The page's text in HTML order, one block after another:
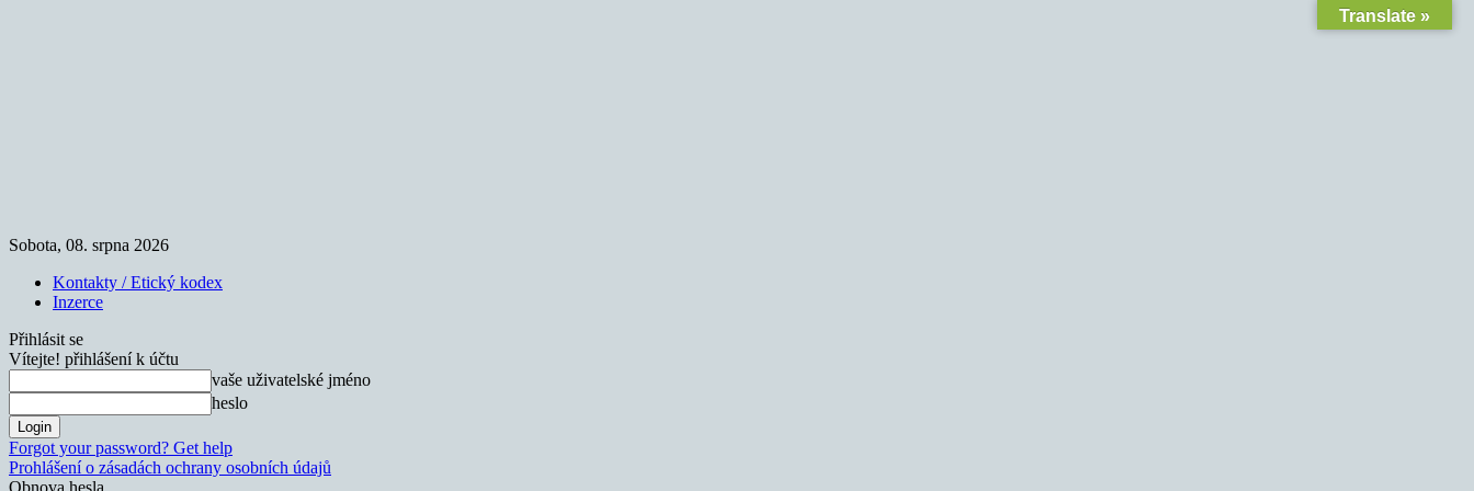
Sobota, 08. srpna 2026
Kontakty / Etický kodex
Inzerce
Přihlásit se
Vítejte! přihlášení k účtu
vaše uživatelské jméno
heslo
Forgot your password? Get help
Prohlášení o zásadách ochrany osobních údajů
Obnova hesla
Translate »